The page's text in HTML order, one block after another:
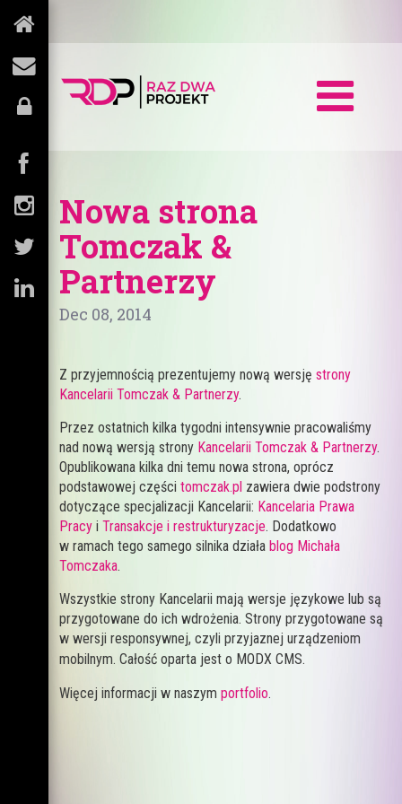
Nowa strona
Tomczak &
Partnerzy
Dec 08, 2014
Z przyjemnością prezentujemy nową wersjęstrony
Kancelarii Tomczak & Partnerzy.
Przez ostatnich kilka tygodni intensywnie pracowaliśmy
nad nową wersją strony Kancelarii Tomczak & Partnerzy.
Opublikowana kilka dni temu nowa strona, oprócz
podstawowej częścitomczak.pl zawiera dwie podstrony
dotyczące specjalizacji Kancelarii: Kancelaria Prawa
Pracy iTransakcje i restrukturyzacje. Dodatkowo
w ramach tego samego silnika działablog Michała
Tomczaka.
Wszystkie strony Kancelarii mają wersje językowe lub są
przygotowane do ich wdrożenia. Strony przygotowane są
w wersji responsywnej, czyli przyjaznej urządzeniom
mobilnym.Całość oparta jest o MODX CMS.
Więcej informacji w naszymportfolio.